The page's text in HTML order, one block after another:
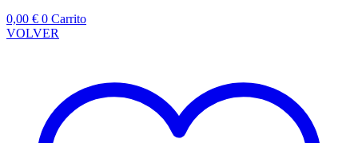
0,00 € 0 Carrito
VOLVER